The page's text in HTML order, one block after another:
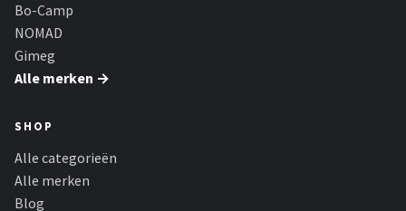
Bo-Camp
NOMAD
Gimeg
Alle merken →
SHOP
Alle categorieën
Alle merken
Blog